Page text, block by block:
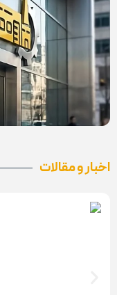
اخبار و مقالات